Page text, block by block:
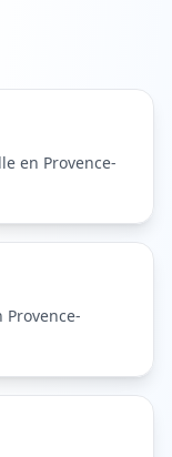
en Provence-
Provence-